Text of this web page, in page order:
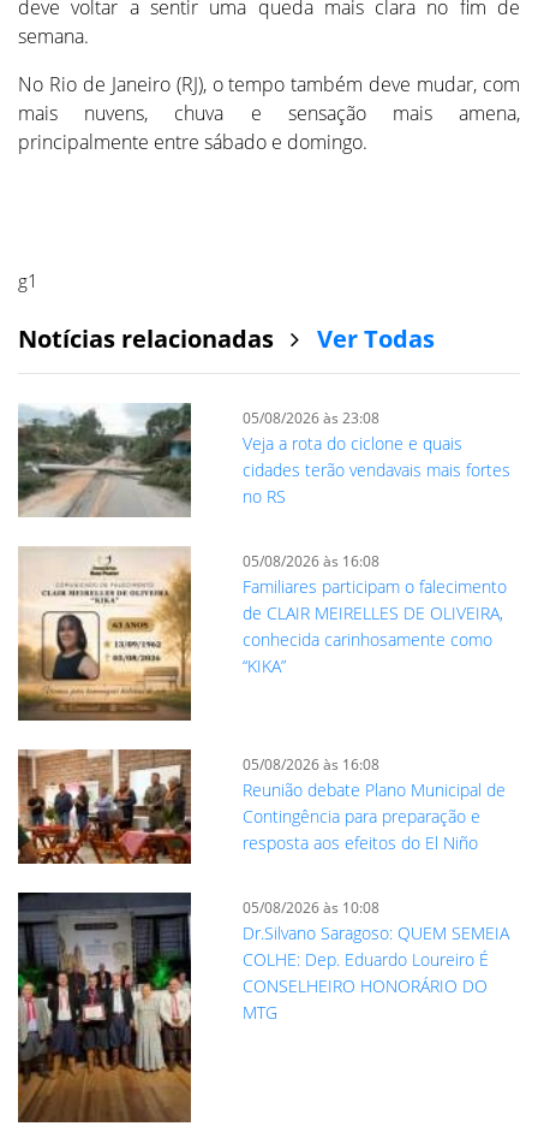
deve voltar a sentir uma queda mais clara no fim de
semana.
No Rio de Janeiro (RJ), o tempo também deve mudar, com
mais nuvens, chuva e sensação mais amena,
principalmente entre sábado e domingo.
g1
Notícias relacionadas Ver Todas
05/08/2026 às 23:08
Veja a rota do ciclone e quais
cidades terão vendavais mais fortes
no RS
05/08/2026 às 16:08
Familiares participam o falecimento
de CLAIR MEIRELLES DE OLIVEIRA,
conhecida carinhosamente como
“KIKA”
05/08/2026 às 16:08
Reunião debate Plano Municipal de
Contingência para preparação e
resposta aos efeitos do El Niño
05/08/2026 às 10:08
Dr.Silvano Saragoso: QUEM SEMEIA
COLHE: Dep. Eduardo Loureiro É
CONSELHEIRO HONORÁRIO DO
MTG